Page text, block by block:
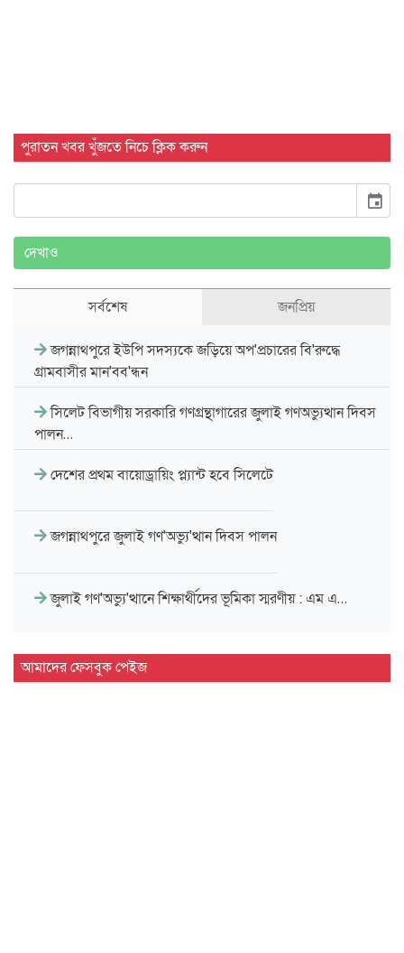
পুরাতন খবর খুঁজতে নিচে ক্লিক করুন
event
দেখাও
সর্বশেষ জনপ্রিয়
জগন্নাথপুরে ইউপি সদস্যকে জড়িয়ে অপ'প্রচারের বি'রুদ্ধে
গ্রামবাসীর মান'বব'ন্ধন
সিলেট বিভাগীয় সরকারি গণগ্রন্থাগারের জুলাই গণঅভ্যুত্থান দিবস
পালন…
দেশের প্রথম বায়োড্রায়িং প্ল্যান্ট হবে সিলেটে
জগন্নাথপুরে জুলাই গণ'অভ্যু'ত্থান দিবস পালন
জুলাই গণ'অভ্যু'ত্থানে শিক্ষার্থীদের ভূমিকা স্মরণীয় : এম এ…
সিলেট প্রেসক্লাবে জুলাই গণ-অভ্যুত্থান দিবসের আলোচনা সভা
আমাদের ফেসবুক পেইজ